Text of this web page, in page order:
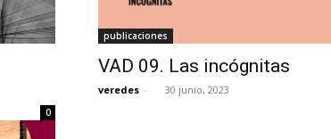
0
publicaciones
VAD 09. Las incógnitas
veredes - 30 junio, 2023